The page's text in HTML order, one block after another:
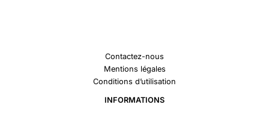
Contactez-nous
Mentions légales
Conditions d’utilisation
INFORMATIONS